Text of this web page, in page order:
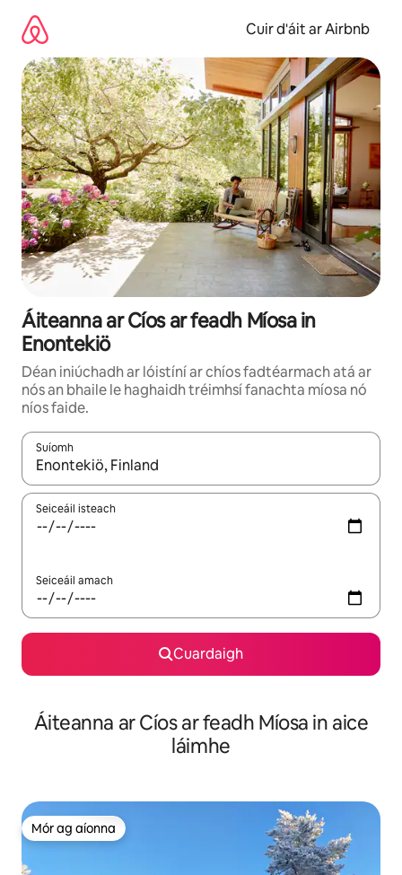
chuig
ábhar
Cuir d'áit ar Airbnb
Áiteanna ar Cíos ar feadh Míosa in
Enontekiö
Déan iniúchadh ar lóistíní ar chíos fadtéarmach atá ar
nós an bhaile le haghaidh tréimhsí fanachta míosa nó
níos faide.
Suíomh
Nuair a bheidh torthaí ar fáil, déan nascleanúint le
Seiceáil isteach
Seiceáil amach
Cuardaigh
Áiteanna ar Cíos ar feadh Míosa in aice
láimhe
Mór ag aíonna
Mór ag aíonna